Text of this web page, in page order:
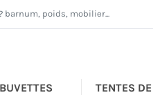
BUVETTES
TENTES DE